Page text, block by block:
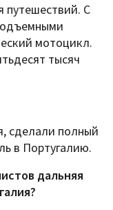
путешествий. С
мотоцикл.
тысяч
сделали полный
в Португалию.
дальняя